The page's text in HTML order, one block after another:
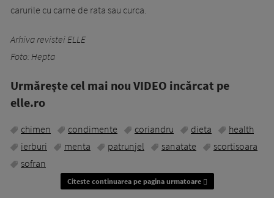
ca­rurile cu carne de rata sau curca.
Arhiva revistei ELLE
Foto: Hepta
Urmăreşte cel mai nou VIDEO incărcat pe
elle.ro
chimen condimente coriandru dieta
health
ierburi
menta patrunjel sanatate
scortisoara
sofran
Citeste continuarea pe pagina urmatoare